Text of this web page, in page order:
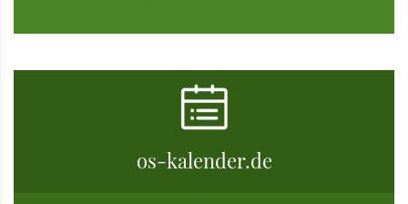
os-kalender.de